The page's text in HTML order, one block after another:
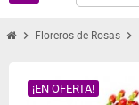
chevron_right Floreros de Rosas chevron_right
¡EN OFERTA!